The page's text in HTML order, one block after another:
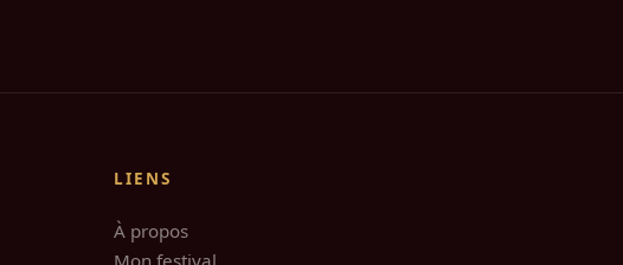
LIENS
À propos
Mon festival